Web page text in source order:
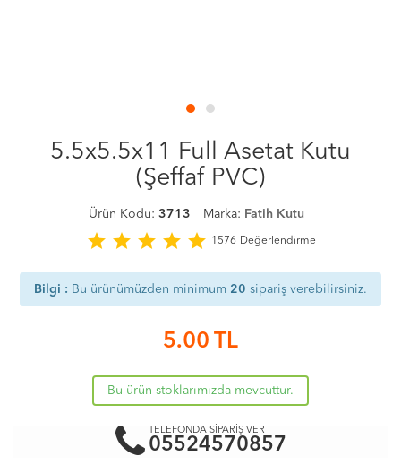
5.5x5.5x11 Full Asetat Kutu
(Şeffaf PVC)
Ürün Kodu: 3713 Marka: Fatih Kutu
star star star star star 1576 Değerlendirme
Bilgi : Bu ürünümüzden minimum 20 sipariş verebilirsiniz.
5.00 TL
Bu ürün stoklarımızda mevcuttur.
TELEFONDA SİPARİŞ VER
05524570857